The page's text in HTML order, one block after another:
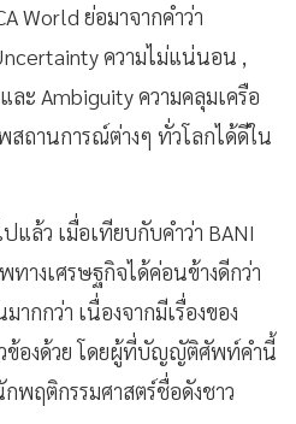
World ย่อมาจากคำว่า
ความไม่แน่นอน ,
ะ Ambiguity ความคลุมเครือ
ถานการณ์ต่างๆ ทั่วโลกได้ดีใน
แล้ว เมื่อเทียบกับคำว่า BANI
างเศรษฐกิจได้ค่อนข้างดีกว่า
กกว่า เนื่องจากมีเรื่องของ
วข้องด้วย โดยผู้ที่บัญญัติศัพท์คำนี้
พฤติกรรมศาสตร์ชื่อดังชาว